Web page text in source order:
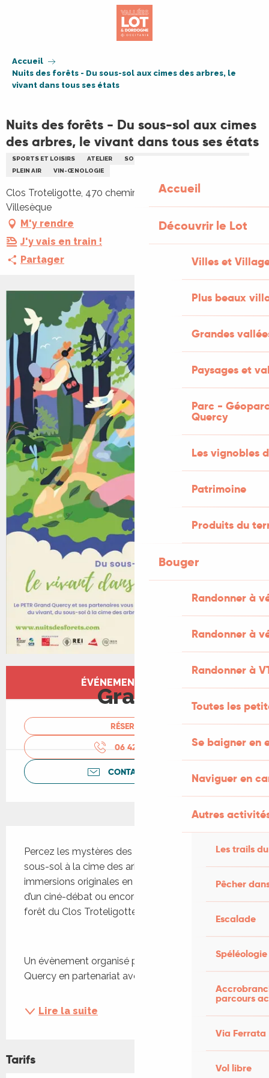
Accueil
Découvrir le Lot
Villes et
Plus beaux
Grandes
Paysages et
Parc -
Quercy
Les vignobles
Patrimoine
Produits du
Bouger
Randonner à
Randonner à
Randonner à
Toutes les
Se baigner en
Naviguer en
Autres
Les trails
Pêcher
Escalade
Spéléologie
parcours
Via Ferrata
Vol libre
Accueil
Nuits des forêts - Du sous-sol aux cimes des arbres, le
vivant dans tous ses états
Nuits des forêts - Du sous-sol aux cimes
des arbres, le vivant dans tous ses états
SPORTS ET LOISIRS ATELIER SORTIE NATURE
PLEIN AIR
VIN-ŒNOLOGIE
Clos Troteligotte, 470 chemin du Cap Blanc, 46090
Villesèque
M'y rendre
J'y vais en train !
Partager
Ouverture et coordonnées
ÉVÉNEMENT TERMINÉ
Gratuit
RÉSERVER
06 42 17 08
CONTACTEZ-NOUS
Percez les mystères des interactions du vivant, du
sous-sol à la cime des arbres, à travers des
immersions originales en forêt des Causses, lors
d’un ciné-débat ou encore dans les vignes et la
forêt du Clos Troteligotte.
Un évènement organisé par le PETR Grand
Quercy en partenariat avec le Clos...
Lire la suite
Tarifs